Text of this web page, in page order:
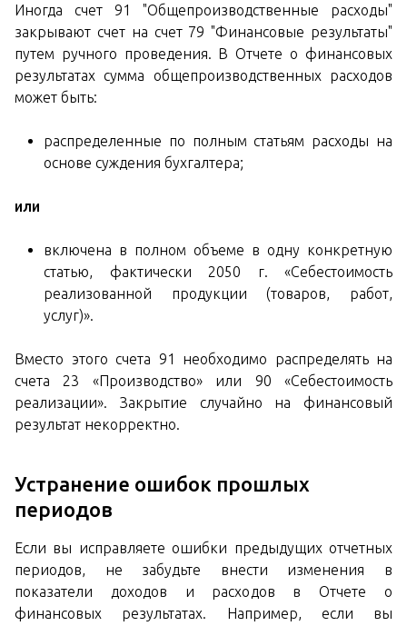
Иногда счет 91 "Общепроизводственные расходы"
закрывают счет на счет 79 "Финансовые результаты"
путем ручного проведения. В Отчете о финансовых
результатах сумма общепроизводственных расходов
может быть:
распределенные по полным статьям расходы на
основе суждения бухгалтера;
или
включена в полном объеме в одну конкретную
статью, фактически 2050 г. «Себестоимость
реализованной продукции (товаров, работ,
услуг)».
Вместо этого счета 91 необходимо распределять на
счета 23 «Производство» или 90 «Себестоимость
реализации». Закрытие случайно на финансовый
результат некорректно.
Устранение ошибок прошлых
периодов
Если вы исправляете ошибки предыдущих отчетных
периодов, не забудьте внести изменения в
показатели доходов и расходов в Отчете о
финансовых результатах. Например, если вы